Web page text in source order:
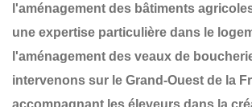
l'aménagement des bâtiments
une expertise particulière dans le
l'aménagement des veaux de
intervenons sur le Grand-Ouest de la
accompagnant les éleveurs dans la